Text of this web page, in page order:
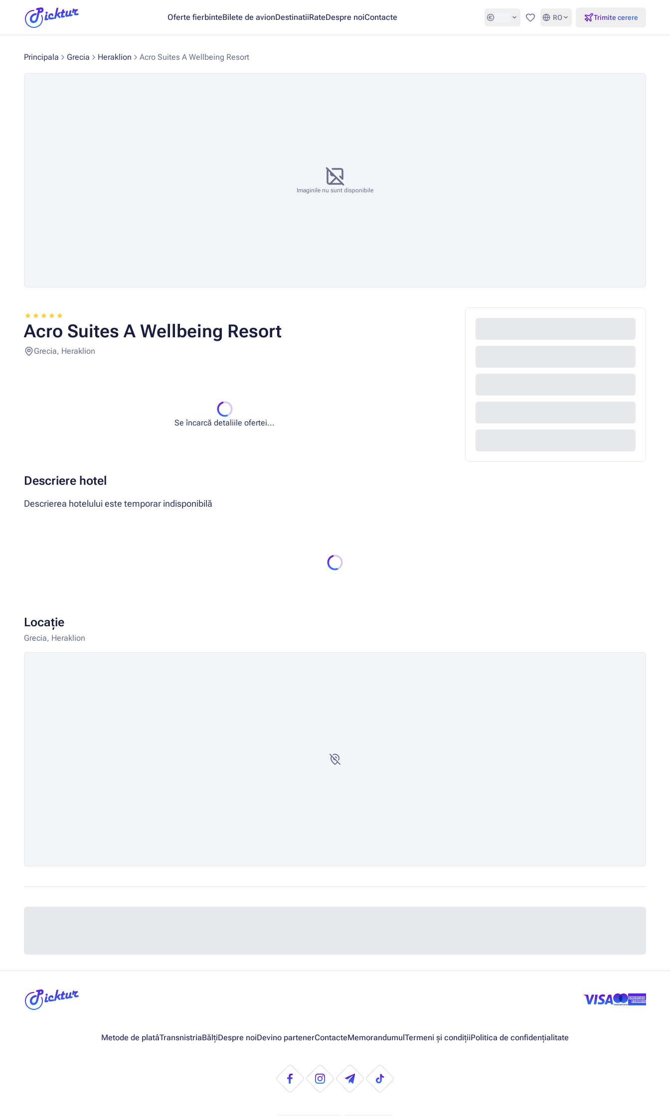
Oferte fierbinteBilete de avionDestinatiiRateDespre noiContacte Favorite
RO Trimite cerere
Principala Grecia Heraklion Acro Suites A Wellbeing Resort
Imaginile nu sunt disponibile
Acro Suites A Wellbeing Resort
Grecia, Heraklion
Se încarcă detaliile ofertei...
Descriere hotel
Descrierea hotelului este temporar indisponibilă
Locație
Grecia, Heraklion
Metode de platâTransnistriaBălțiDespre noiDevino partenerContacteMemorandumulTermeni și condițiiPolitica de confidențialitate